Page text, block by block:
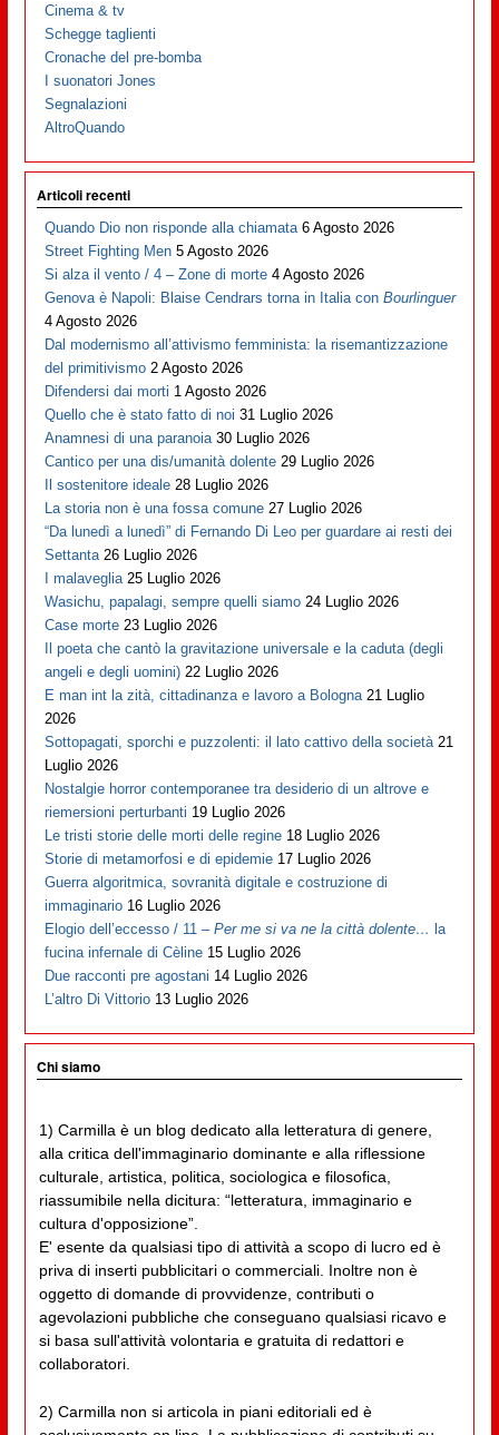
Cinema & tv
Schegge taglienti
Cronache del pre-bomba
I suonatori Jones
Segnalazioni
AltroQuando
Articoli recenti
Quando Dio non risponde alla chiamata 6 Agosto 2026
Street Fighting Men 5 Agosto 2026
Si alza il vento / 4 – Zone di morte 4 Agosto 2026
Genova è Napoli: Blaise Cendrars torna in Italia conBourlinguer
4 Agosto 2026
Dal modernismo all’attivismo femminista: la risemantizzazione
del primitivismo 2 Agosto 2026
Difendersi dai morti 1 Agosto 2026
Quello che è stato fatto di noi 31 Luglio 2026
Anamnesi di una paranoia 30 Luglio 2026
Cantico per una dis/umanità dolente 29 Luglio 2026
Il sostenitore ideale 28 Luglio 2026
La storia non è una fossa comune 27 Luglio 2026
“Da lunedì a lunedì” di Fernando Di Leo per guardare ai resti dei
Settanta 26 Luglio 2026
I malaveglia 25 Luglio 2026
Wasichu, papalagi, sempre quelli siamo 24 Luglio 2026
Case morte 23 Luglio 2026
Il poeta che cantò la gravitazione universale e la caduta (degli
angeli e degli uomini) 22 Luglio 2026
E man int la zità, cittadinanza e lavoro a Bologna 21 Luglio
2026
Sottopagati, sporchi e puzzolenti: il lato cattivo della società 21
Luglio 2026
Nostalgie horror contemporanee tra desiderio di un altrove e
riemersioni perturbanti 19 Luglio 2026
Le tristi storie delle morti delle regine 18 Luglio 2026
Storie di metamorfosi e di epidemie 17 Luglio 2026
Guerra algoritmica, sovranità digitale e costruzione di
immaginario 16 Luglio 2026
Elogio dell’eccesso / 11 –Per me si va ne la città dolente… la
fucina infernale di Cèline 15 Luglio 2026
Due racconti pre agostani 14 Luglio 2026
L’altro Di Vittorio 13 Luglio 2026
Chi siamo
1) Carmilla è un blog dedicato alla letteratura di genere,
alla critica dell'immaginario dominante e alla riflessione
culturale, artistica, politica, sociologica e filosofica,
riassumibile nella dicitura: “letteratura, immaginario e
cultura d'opposizione”.
E' esente da qualsiasi tipo di attività a scopo di lucro ed è
priva di inserti pubblicitari o commerciali. Inoltre non è
oggetto di domande di provvidenze, contributi o
agevolazioni pubbliche che conseguano qualsiasi ricavo e
si basa sull'attività volontaria e gratuita di redattori e
collaboratori.
2) Carmilla non si articola in piani editoriali ed è